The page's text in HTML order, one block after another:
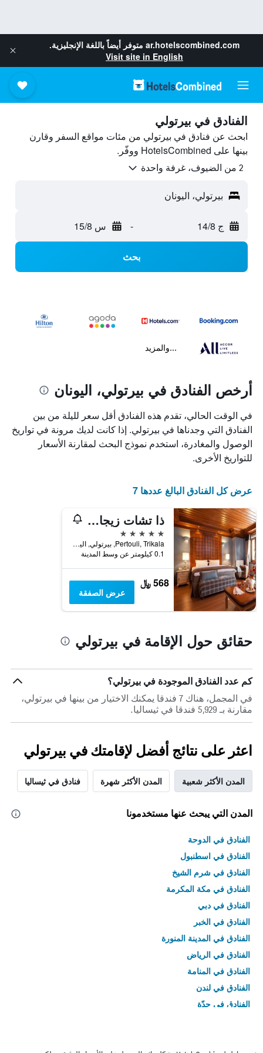
ar.hotelscombined.com متوفر أيضاً باللغة الإنجليزية.
Visit site in English
الفنادق في بيرتولي
ابحث عن فنادق في بيرتولي من مئات مواقع السفر وقارن
بينها على HotelsCombined ووفّر.
2 من الضيوف، غرفة واحدة
بيرتولي، اليونان
ج 14/8 - س 15/8
بحث
...والمزيد
أرخص الفنادق في بيرتولي، اليونان
في الوقت الحالي، تقدم هذه الفنادق أقل سعر لليلة من بين
الفنادق التي وجدناها في بيرتولي. إذا كانت لديك مرونة في تواريخ
الوصول والمغادرة، استخدم نموذج البحث لمقارنة الأسعار
للتواريخ الأخرى.
عرض كل الفنادق البالغ عددها 7
ذا تشات زيجاكي مانور
5 نجوم
Pertouli, Trikala, بيرتولي, اليونان
0.1 كيلومتر عن وسط المدينة
568 ﷼
عرض الصفقة
حقائق حول الإقامة في بيرتولي
كم عدد الفنادق الموجودة في بيرتولي؟
في المجمل، هناك 7 فندقا يمكنك الاختيار من بينها في بيرتولي،
مقارنة بـ 5,929 فندقا في ثيساليا.
اعثر على نتائج أفضل لإقامتك في بيرتولي
المدن الأكثر شعبية المدن الأكثر شهرة فنادق في ثيساليا
المدن التي يبحث عنها مستخدمونا
الفنادق في الدوحة
الفنادق في اسطنبول
الفنادق في شرم الشيخ
الفنادق في مكة المكرمة
الفنادق في دبي
الفنادق في الخبر
الفنادق في المدينة المنورة
الفنادق في الرياض
الفنادق في المنامة
الفنادق في لندن
الفنادق في جدّة